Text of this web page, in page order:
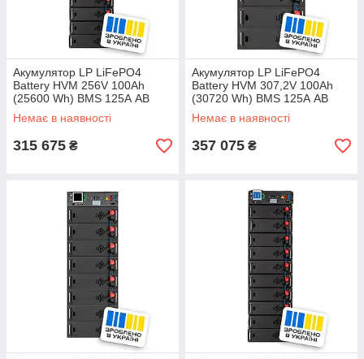
Акумулятор LP LiFePO4
Battery HVM 256V 100Ah
(25600 Wh) BMS 125А AB
black
Немає в наявності
315 675 ₴
Акумулятор LP LiFePO4
Battery HVM 307,2V 100Ah
(30720 Wh) BMS 125А AB
black
Немає в наявності
357 075 ₴